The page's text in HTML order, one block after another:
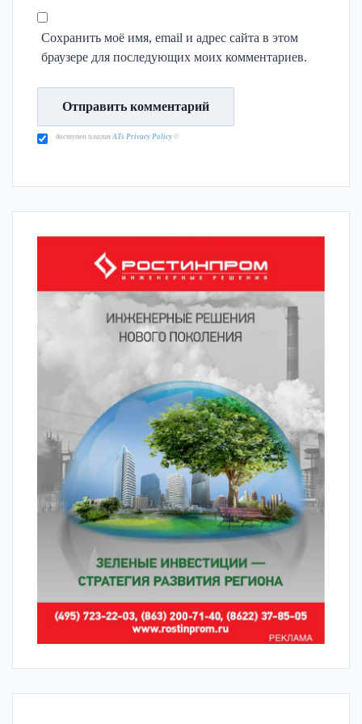
Сохранить моё имя, email и адрес сайта в этом
браузере для последующих моих комментариев.
доступен плагин ATs Privacy Policy ©